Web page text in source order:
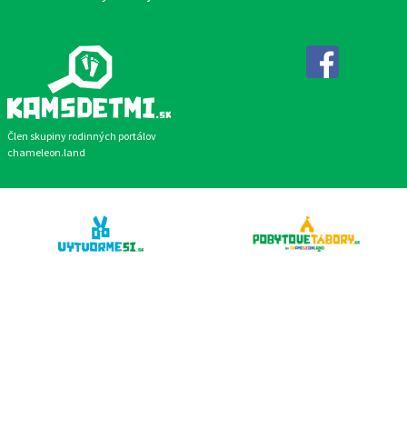
Člen skupiny rodinných portálov
chameleon.land